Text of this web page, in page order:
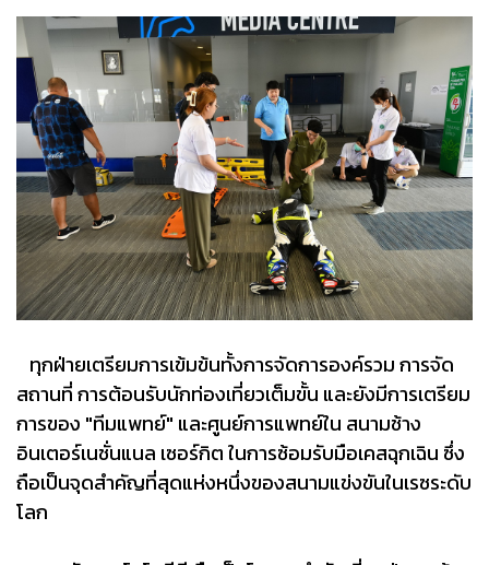
ทุกฝ่ายเตรียมการเข้มข้นทั้งการจัดการองค์รวม การจัด
สถานที่ การต้อนรับนักท่องเที่ยวเต็มขั้น และยังมีการเตรียม
การของ "ทีมแพทย์" และศูนย์การแพทย์ใน สนามช้าง
อินเตอร์เนชั่นแนล เซอร์กิต ในการซ้อมรับมือเคสฉุกเฉิน ซึ่ง
ถือเป็นจุดสำคัญที่สุดแห่งหนึ่งของสนามแข่งขันในเรซระดับ
โลก